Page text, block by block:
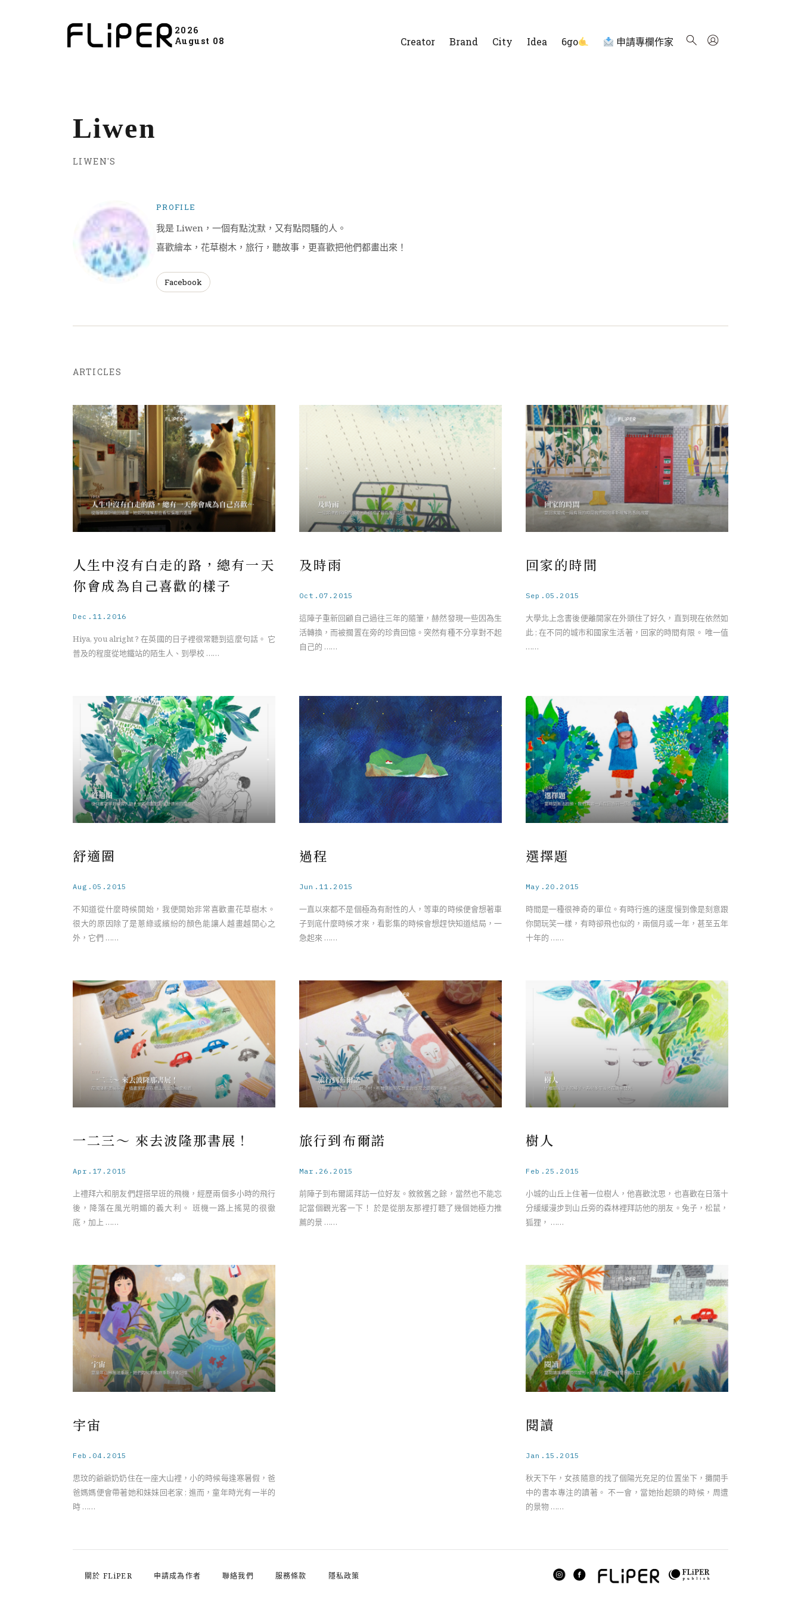
2026
August 08
Creator Brand City Idea 6go 申請專欄作家
Liwen
LIWEN'S
PROFILE
我是 Liwen，一個有點沈默，又有點悶騷的人。
喜歡繪本，花草樹木，旅行，聽故事，更喜歡把他們都畫出來！
Facebook
ARTICLES
人生中沒有白走的路，總有一天
你會成為自己喜歡的樣子
Dec.11.2016
Hiya, you alright ? 在英國的日子裡很常聽到這麼句話。 它
普及的程度從地鐵站的陌生人、到學校 ……
及時雨
Oct.07.2015
這陣子重新回顧自己過往三年的隨筆，赫然發現一些因為生
活轉換，而被擱置在旁的珍貴回憶。突然有種不分享對不起
自己的 ……
回家的時間
Sep.05.2015
大學北上念書後便離開家在外頭住了好久，直到現在依然如
此 ; 在不同的城市和國家生活著，回家的時間有限。 唯一值
……
舒適圈
Aug.05.2015
不知道從什麼時候開始，我便開始非常喜歡畫花草樹木。
很大的原因除了是蔥綠或繽紛的顏色能讓人越畫越開心之
外，它們 ……
過程
Jun.11.2015
一直以來都不是個極為有耐性的人，等車的時候便會想著車
子到底什麼時候才來，看影集的時候會想趕快知道結局，一
急起來 ……
選擇題
May.20.2015
時間是一種很神奇的單位。有時行進的速度慢到像是刻意跟
你開玩笑一樣，有時卻飛也似的，兩個月或一年，甚至五年
十年的 ……
一二三～ 來去波隆那書展！
Apr.17.2015
上禮拜六和朋友們趕搭早班的飛機，經歷兩個多小時的飛行
後，降落在風光明媚的義大利。 班機一路上搖晃的很徹
底，加上 ……
旅行到布爾諾
Mar.26.2015
前陣子到布爾諾拜訪一位好友。敘敘舊之餘，當然也不能忘
記當個觀光客一下！ 於是從朋友那裡打聽了幾個她極力推
薦的景 ……
樹人
Feb.25.2015
小城的山丘上住著一位樹人，他喜歡沈思，也喜歡在日落十
分緩緩漫步到山丘旁的森林裡拜訪他的朋友。兔子，松鼠，
狐狸， ……
宇宙
Feb.04.2015
思玟的爺爺奶奶住在一座大山裡，小的時候每逢寒暑假，爸
爸媽媽便會帶著她和妹妹回老家 ; 進而，童年時光有一半的
時 ……
閱讀
Jan.15.2015
秋天下午，女孩隨意的找了個陽光充足的位置坐下，攤開手
中的書本專注的讀著。 不一會，當她抬起頭的時候，周遭
的景物 ……
關於 FLiPER 申請成為作者 聯絡我們 服務條款 隱私政策